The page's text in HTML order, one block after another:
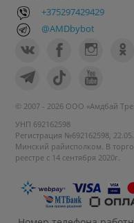
+375297429429
@AMDbybot
© 2007 - 2026 ООО «Амдбай
УНП 692162598
Регистрация №692162598,
Минский райисполком. В
реестре с 14 сентября 2020г.